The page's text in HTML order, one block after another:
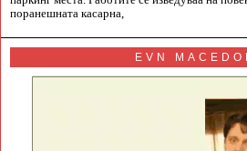
поранешната касарна,
EVN